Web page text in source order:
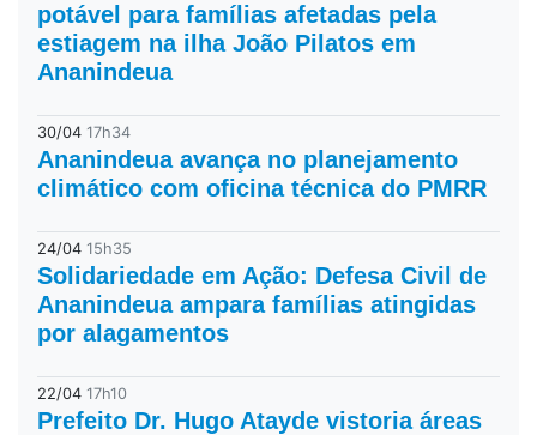
potável para famílias afetadas pela
estiagem na ilha João Pilatos em
Ananindeua
30/04 17h34
Ananindeua avança no planejamento
climático com oficina técnica do PMRR
24/04 15h35
Solidariedade em Ação: Defesa Civil de
Ananindeua ampara famílias atingidas
por alagamentos
22/04 17h10
Prefeito Dr. Hugo Atayde vistoria áreas